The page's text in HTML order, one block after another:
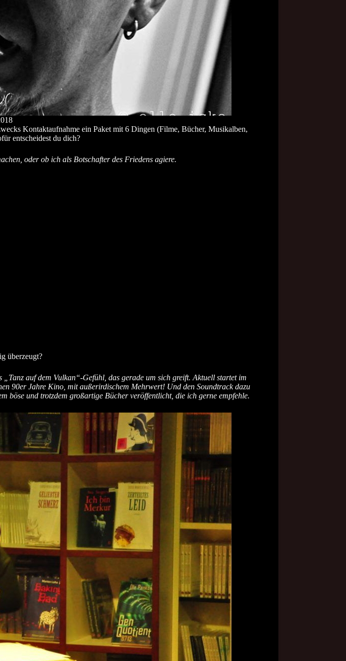
Kontaktaufnahme ein Paket mit 6 Dingen (Filme, Bücher, Musikalben,
entscheidest du dich?
oder ob ich als Botschafter des Friedens agiere.
überzeugt?
auf dem Vulkan“-Gefühl, das gerade um sich greift. Aktuell startet im
90er Jahre Kino, mit außerirdischem Mehrwert! Und den Soundtrack dazu
böse und trotzdem großartige Bücher veröffentlicht, die ich gerne empfehle.